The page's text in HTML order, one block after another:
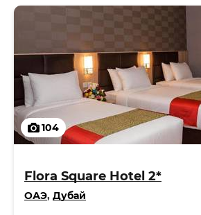
104
Flora Square Hotel 2*
ОАЭ, Дубай